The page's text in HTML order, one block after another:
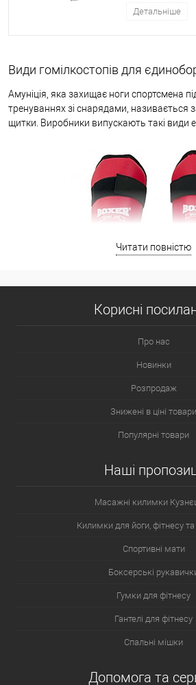
Детальніше
Види гомілкостопів для
Амуніція, яка захищає ноги спортсмена
тренуваннях зі снарядами, називається
щитки. Виробники випускають такі види
Цілісношита захист, що застібається на
моделі накладки на стопу та гомілку
Силіконові вставки для гомілкостопу.
Вироби виготовляються зі шкіри або
Така модель щільно облягає ногу та не
Читати повністю
Корисні
Про нас
Новинки
Розпродаж
Знижені в ціні товари
Популярні товари
Наші
Масажні килимки
Килимки для йоги, фітнесу
Спортивні мати
Боксерські
Гумки для фітнесу
Гантелі для фітнесу
Спальні мішки
Допомога та